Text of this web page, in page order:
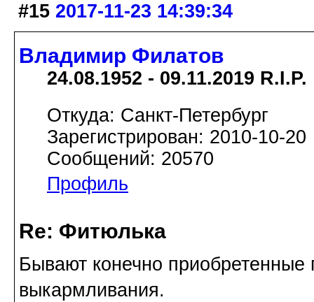
#15 2017-11-23 14:39:34
Владимир Филатов
24.08.1952 - 09.11.2019 R.I.P.
Откуда: Санкт-Петербург
Зарегистрирован: 2010-10-20
Сообщений: 20570
Профиль
Re: Фитюлька
Бывают конечно приобретенные
выкармливания.